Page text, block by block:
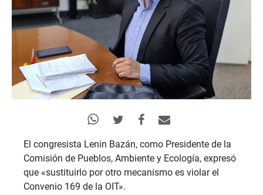
El congresista Lenin Bazán, como Presidente de la
Comisión de Pueblos, Ambiente y Ecología, expresó
que «sustituirlo por otro mecanismo es violar el
Convenio 169 de la OIT».